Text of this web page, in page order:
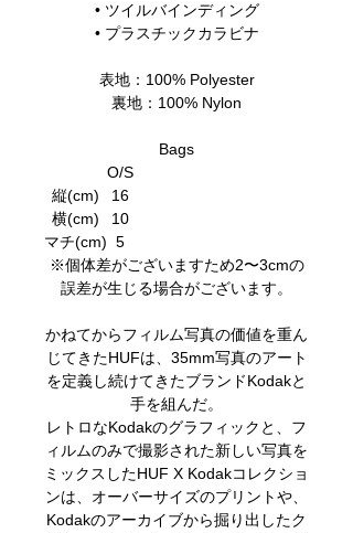
• ツイルバインディング
• プラスチックカラビナ
表地：100% Polyester
裏地：100% Nylon
Bags
O/S
縦(cm)
16
横(cm)
10
マチ(cm) 5
※個体差がございますため2〜3cmの
誤差が生じる場合がございます。
かねてからフィルム写真の価値を重ん
じてきたHUFは、35mm写真のアート
を定義し続けてきたブランドKodakと
手を組んだ。
レトロなKodakのグラフィックと、フ
ィルムのみで撮影された新しい写真を
ミックスしたHUF X Kodakコレクショ
ンは、オーバーサイズのプリントや、
Kodakのアーカイブから掘り出したク